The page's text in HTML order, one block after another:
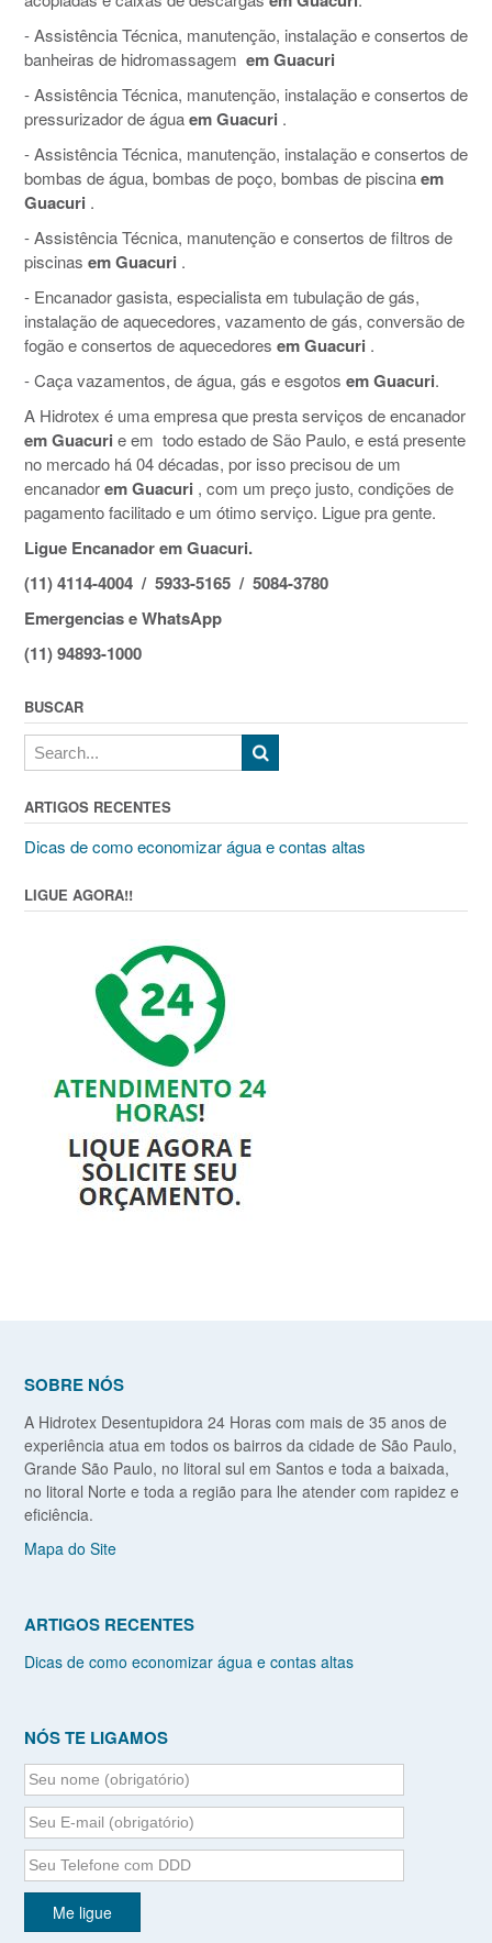
- Assistência Técnica, manutenção, instalação e consertos de
banheiras de hidromassagem em Guacuri
- Assistência Técnica, manutenção, instalação e consertos de
pressurizador de águaem Guacuri .
- Assistência Técnica, manutenção, instalação e consertos de
bombas de água, bombas de poço, bombas de piscinaem
Guacuri .
- Assistência Técnica, manutenção e consertos de filtros de
piscinas em Guacuri .
- Encanador gasista, especialista em tubulação de gás,
instalação de aquecedores, vazamento de gás, conversão de
fogão e consertos de aquecedores em Guacuri .
- Caça vazamentos, de água, gás e esgotos em Guacuri.
A Hidrotex é uma empresa que presta serviços de encanador
em Guacuri e em todo estado de São Paulo, e está presente
no mercado há 04 décadas, por isso precisou de um
encanadorem Guacuri , com um preço justo, condições de
pagamento facilitado e um ótimo serviço. Ligue pra gente.
Ligue Encanador em Guacuri.
(11) 4114-4004 / 5933-5165 / 5084-3780
Emergencias e WhatsApp
(11) 94893-1000
BUSCAR
ARTIGOS RECENTES
Dicas de como economizar água e contas altas
LIGUE AGORA!!
SOBRE NÓS
A Hidrotex Desentupidora 24 Horas com mais de 35 anos de
experiência atua em todos os bairros da cidade de São Paulo,
Grande São Paulo, no litoral sul em Santos e toda a baixada,
no litoral Norte e toda a região para lhe atender com rapidez e
eficiência.
Mapa do Site
ARTIGOS RECENTES
Dicas de como economizar água e contas altas
NÓS TE LIGAMOS